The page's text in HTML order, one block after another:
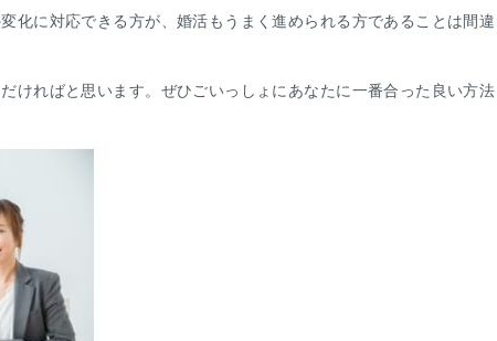
化に対応できる方が、婚活もうまく進められる方であることは間違
ければと思います。ぜひごいっしょにあなたに一番合った良い方法